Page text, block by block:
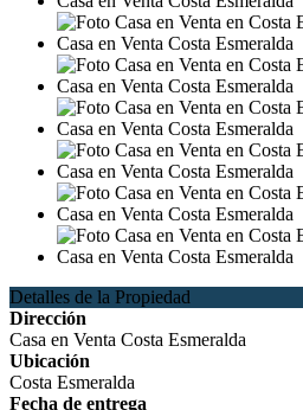
Detalles de la Propiedad
Dirección
Casa en Venta Costa Esmeralda
Ubicación
Costa Esmeralda
Fecha de entrega